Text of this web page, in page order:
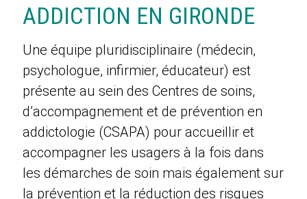
ADDICTION EN GIRONDE
Une équipe pluridisciplinaire (médecin,
psychologue, infirmier, éducateur) est
présente au sein des Centres de soins,
d’accompagnement et de prévention en
addictologie (CSAPA) pour accueillir et
accompagner les usagers à la fois dans
les démarches de soin mais également sur
la prévention et la réduction des risques